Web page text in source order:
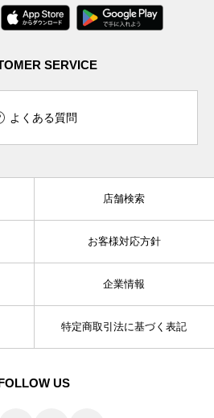
SERVICE
よくある質問
店舗検索
お客様対応方針
企業情報
特定商取引法に基づく表記
US